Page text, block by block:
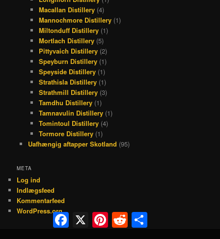
Macallan Distillery (4)
Mannochmore Distillery (1)
Miltonduff Distillery (1)
Mortlach Distillery (5)
Pittyvaich Distillery (2)
Speyburn Distillery (1)
Speyside Distillery (1)
Strathisla Distillery (1)
Strathmill Distillery (3)
Tamdhu Distillery (1)
Tamnavulin Distillery (1)
Tomintoul Distillery (4)
Tormore Distillery (1)
Uafhængig aftapper Skotland (95)
META
Log ind
Indlægsfeed
Kommentarfeed
WordPress.org
Facebook
X PinterestReddit